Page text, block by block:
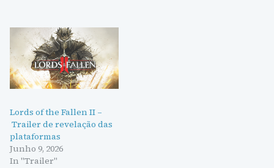
Lords of the Fallen II –
Trailer de revelação das
plataformas
Junho 9, 2026
In "Trailer"